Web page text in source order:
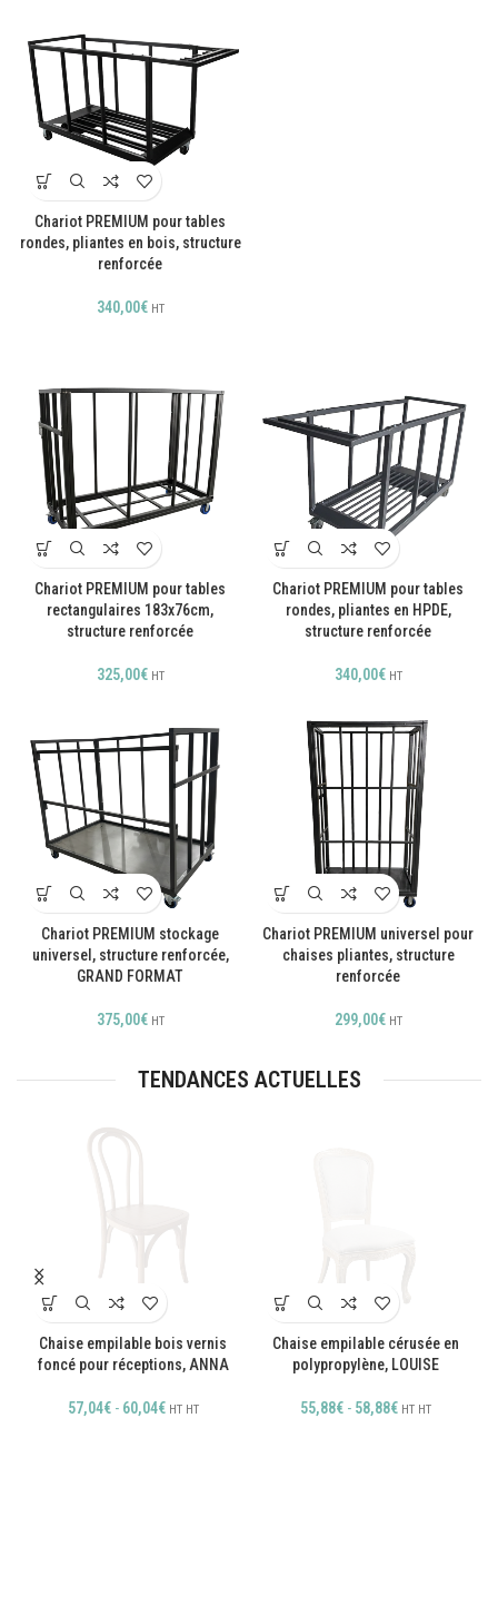
Chariot PREMIUM pour tables
rondes, pliantes en bois, structure
renforcée
340,00€ HT
Chariot PREMIUM pour tables
rectangulaires 183x76cm,
structure renforcée
325,00€ HT
Chariot PREMIUM pour tables
rondes, pliantes en HPDE,
structure renforcée
340,00€ HT
Chariot PREMIUM stockage
universel, structure renforcée,
GRAND FORMAT
375,00€ HT
Chariot PREMIUM universel pour
chaises pliantes, structure
renforcée
299,00€ HT
TENDANCES ACTUELLES
Chaise empilable bois vernis
foncé pour réceptions, ANNA
57,04€- 60,04€ HT HT
Chaise empilable cérusée en
polypropylène, LOUISE
55,88€- 58,88€ HT HT